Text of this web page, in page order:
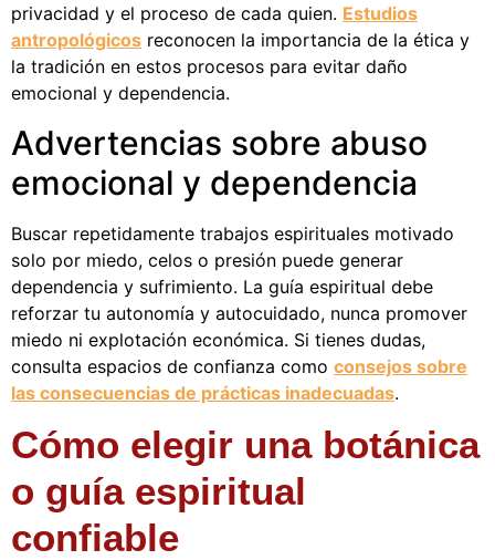
privacidad y el proceso de cada quien. Estudios
antropológicos reconocen la importancia de la ética y
la tradición en estos procesos para evitar daño
emocional y dependencia.
Advertencias sobre abuso
emocional y dependencia
Buscar repetidamente trabajos espirituales motivado
solo por miedo, celos o presión puede generar
dependencia y sufrimiento. La guía espiritual debe
reforzar tu autonomía y autocuidado, nunca promover
miedo ni explotación económica. Si tienes dudas,
consulta espacios de confianza como consejos sobre
las consecuencias de prácticas inadecuadas.
Cómo elegir una botánica
o guía espiritual
confiable